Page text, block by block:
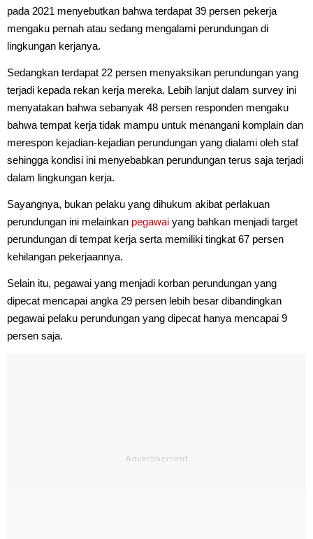
pada 2021 menyebutkan bahwa terdapat 39 persen pekerja
mengaku pernah atau sedang mengalami perundungan di
lingkungan kerjanya.
Sedangkan terdapat 22 persen menyaksikan perundungan yang
terjadi kepada rekan kerja mereka. Lebih lanjut dalam survey ini
menyatakan bahwa sebanyak 48 persen responden mengaku
bahwa tempat kerja tidak mampu untuk menangani komplain dan
merespon kejadian-kejadian perundungan yang dialami oleh staf
sehingga kondisi ini menyebabkan perundungan terus saja terjadi
dalam lingkungan kerja.
Sayangnya, bukan pelaku yang dihukum akibat perlakuan
perundungan ini melainkan pegawai yang bahkan menjadi target
perundungan di tempat kerja serta memiliki tingkat 67 persen
kehilangan pekerjaannya.
Selain itu, pegawai yang menjadi korban perundungan yang
dipecat mencapai angka 29 persen lebih besar dibandingkan
pegawai pelaku perundungan yang dipecat hanya mencapai 9
persen saja.